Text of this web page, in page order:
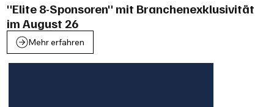
"Elite 8-Sponsoren" mit Branchenexklusivität
im August 26
Mehr erfahren